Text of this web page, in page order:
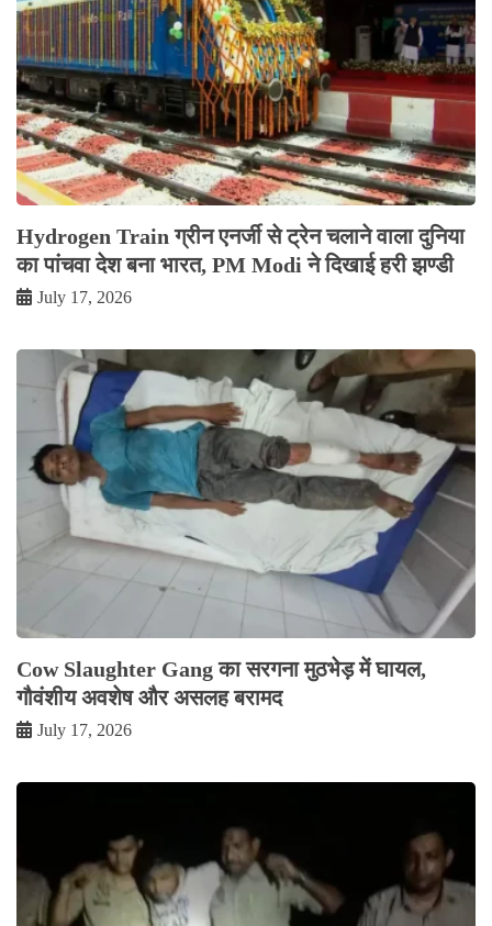
Hydrogen Train ग्रीन एनर्जी से ट्रेन चलाने वाला दुनिया
का पांचवा देश बना भारत, PM Modi ने दिखाई हरी झण्डी
July 17, 2026
Cow Slaughter Gang का सरगना मुठभेड़ में घायल,
गौवंशीय अवशेष और असलह बरामद
July 17, 2026